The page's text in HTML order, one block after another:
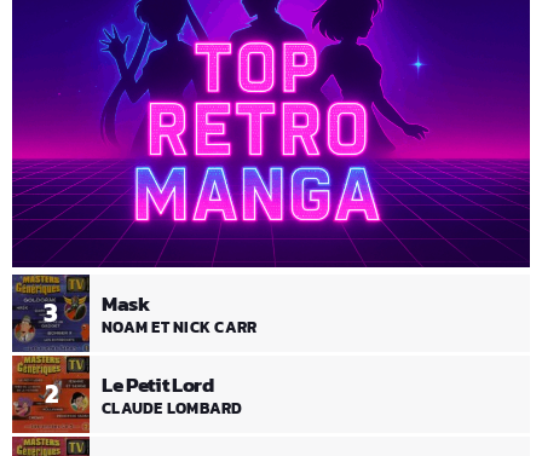
2 Le Petit Lord
CLAUDE LOMBARD
3 Mask
NOAM ET NICK CARR